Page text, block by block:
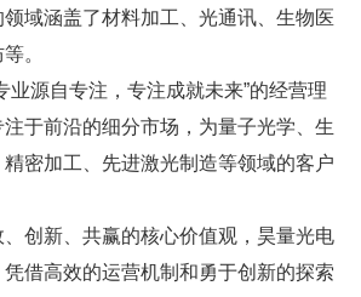
域涵盖了材料加工、光通讯、生物医
。
源自专注，专注成就未来”的经营理
于前沿的细分市场，为量子光学、生
密加工、先进激光制造等领域的客户
新、共赢的核心价值观，昊量光电
借高效的运营机制和勇于创新的探索